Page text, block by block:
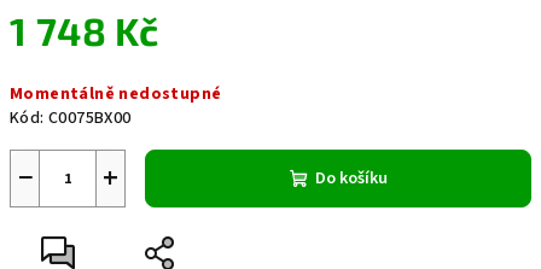
1 748 Kč
cena:
Momentálně nedostupné
Kód: C0075BX00
+
− Do košíku